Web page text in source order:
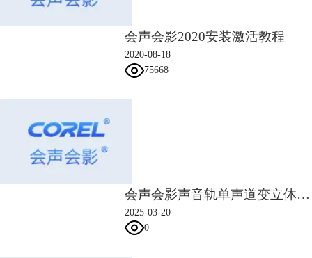
会声会影2020安装激活教程
2020-08-18
75668
会声会影声音轨单声道变立体声 会声会影音频轨道如何调节声音
2025-03-20
0